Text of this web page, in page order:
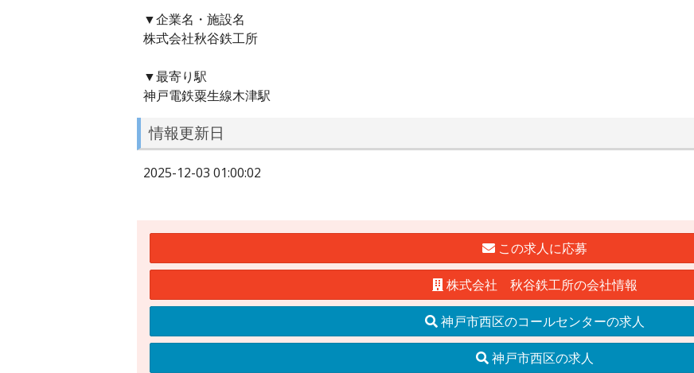
▼企業名・施設名
株式会社秋谷鉄工所
▼最寄り駅
神戸電鉄粟生線木津駅
情報更新日
2025-12-03 01:00:02
この求人に応募
株式会社 秋谷鉄工所の会社情報
神戸市西区のコールセンターの求人
神戸市西区の求人